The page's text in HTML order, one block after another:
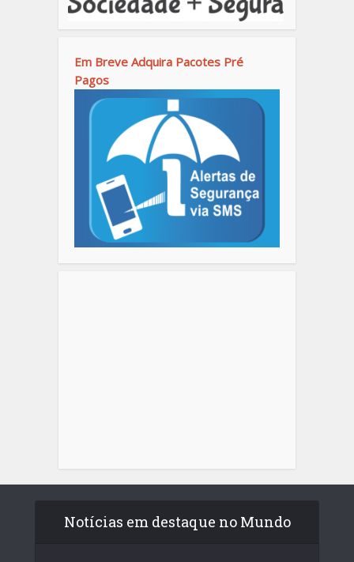
Em Breve Adquira Pacotes Pré
Pagos
Notícias em destaque no Mundo